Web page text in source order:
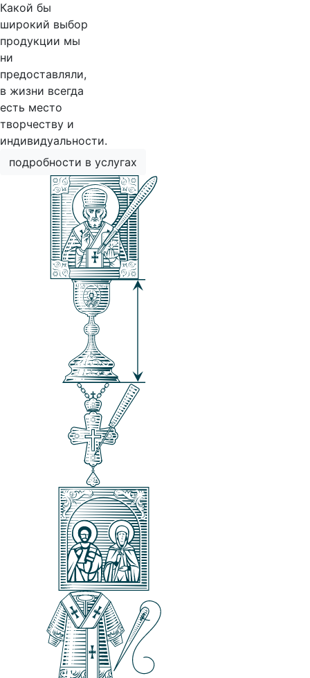
Какой бы
широкий выбор
продукции мы
ни
предоставляли,
в жизни всегда
есть место
творчеству и
индивидуальности.
подробности в услугах